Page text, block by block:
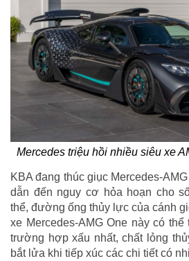
Mercedes triệu hồi nhiều siêu xe
KBA đang thúc giục Mercedes-
dẫn đến nguy cơ hỏa hoạn cho
thể, đường ống thủy lực của cánh
xe Mercedes-AMG One này có thể
trường hợp xấu nhất, chất lỏng
bắt lửa khi tiếp xúc các chi tiết có